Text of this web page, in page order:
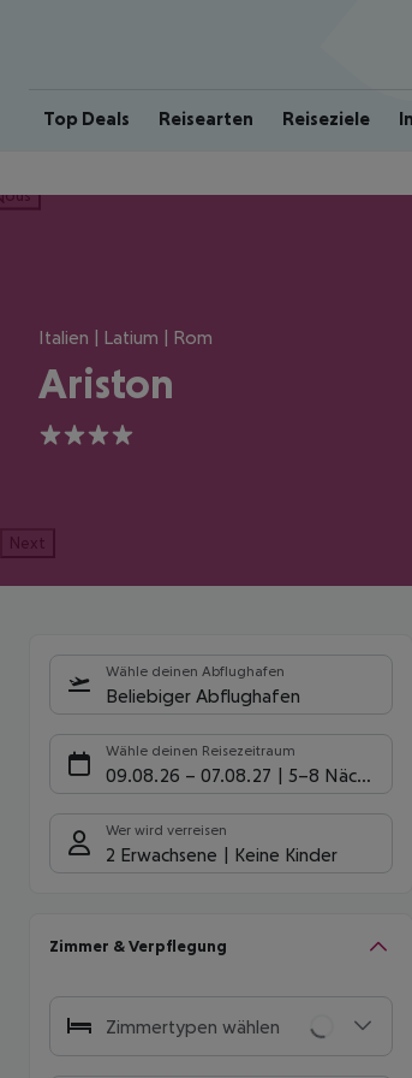
Top Deals Reisearten Reiseziele
Italien | Latium | Rom
Ariston
4
Next
Wähle deinen Abflughafen
Beliebiger Abflughafen
Wähle deinen Reisezeitraum
09.08.26 – 07.08.27 5-8 Nächte
Wer wird verreisen
2 Erwachsene Keine Kinder
Zimmer & Verpflegung
Zimmertypen wählen